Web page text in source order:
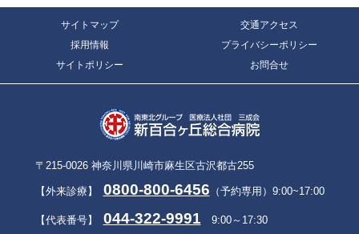
サイトマップ 交通アクセス
採用情報 プライバシーポリシー
サイトポリシー お問合せ
〒215-0026 神奈川県川崎市麻生区古沢都古255
【外来診療】 0800-800-6456 （予約専用）9:00~17:00
【代表番号】 044-322-9991 9:00～17:30